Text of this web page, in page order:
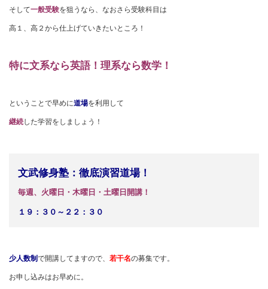
そして一般受験を狙うなら、なおさら受験科目は
高１、高２から仕上げていきたいところ！
特に文系なら英語！理系なら数学！
ということで早めに道場を利用して
継続した学習をしましょう！
文武修身塾：徹底演習道場！
毎週、火曜日・木曜日・土曜日開講！
１９：３０～２２：３０
少人数制で開講してますので、 若干名の募集です。
お申し込みはお早めに。